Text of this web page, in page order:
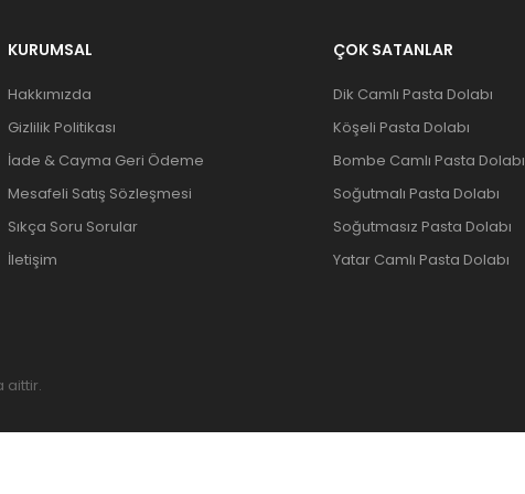
KURUMSAL
Hakkımızda
Gizlilik Politikası
İade & Cayma Geri Ödeme
Mesafeli Satış Sözleşmesi
Sıkça Soru Sorular
İletişim
ÇOK SATANLAR
Dik Camlı Pasta Dolabı
Köşeli Pasta Dolabı
Bombe Camlı Pasta Dolabı
Soğutmalı Pasta Dolabı
Soğutmasız Pasta Dolabı
Yatar Camlı Pasta Dolabı
aittir.